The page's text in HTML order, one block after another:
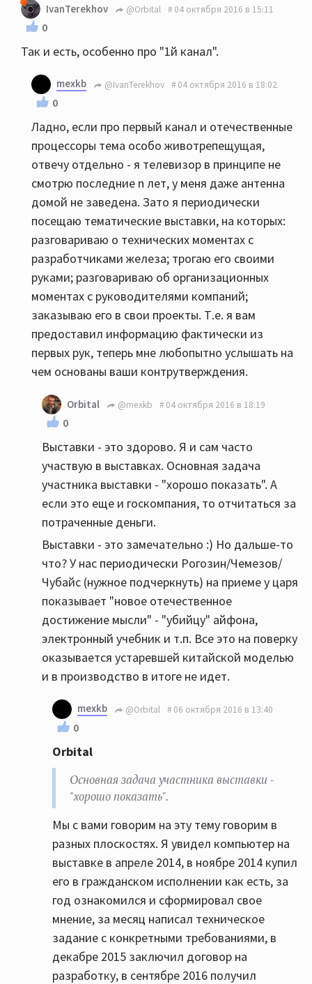
IvanTerekhov @Orbital 04 октября 2016 в 15:11
0
Так и есть, особенно про "1й канал".
mexkb @IvanTerekhov 04 октября 2016 в 18:02
0
Ладно, если про первый канал и отечественные
процессоры тема особо животрепещущая,
отвечу отдельно - я телевизор в принципе не
смотрю последние n лет, у меня даже антенна
домой не заведена. Зато я периодически
посещаю тематические выставки, на которых:
разговариваю о технических моментах с
разработчиками железа; трогаю его своими
руками; разговариваю об организационных
моментах с руководителями компаний;
заказываю его в свои проекты. Т.е. я вам
предоставил информацию фактически из
первых рук, теперь мне любопытно услышать на
чем основаны ваши контрутверждения.
Orbital @mexkb 04 октября 2016 в 18:19
0
Выставки - это здорово. Я и сам часто
участвую в выставках. Основная задача
участника выставки - "хорошо показать". А
если это еще и госкомпания, то отчитаться за
потраченные деньги.
Выставки - это замечательно :) Но дальше-то
что? У нас периодически Рогозин/Чемезов/
Чубайс (нужное подчеркнуть) на приеме у царя
показывает "новое отечественное
достижение мысли" - "убийцу" айфона,
электронный учебник и т.п. Все это на поверку
оказывается устаревшей китайской моделью
и в производство в итоге не идет.
mexkb @Orbital 06 октября 2016 в 13:40
0
Orbital
Основная задача участника выставки -
"хорошо показать".
Мы с вами говорим на эту тему говорим в
разных плоскостях. Я увидел компьютер на
выставке в апреле 2014, в ноябре 2014 купил
его в гражданском исполнении как есть, за
год ознакомился и сформировал свое
мнение, за месяц написал техническое
задание с конкретными требованиями, в
декабре 2015 заключил договор на
разработку, в сентябре 2016 получил